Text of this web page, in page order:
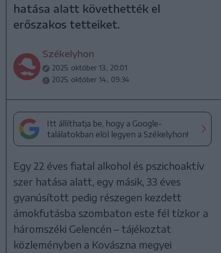
hatása alatt követhették el
erőszakos tetteiket.
Székelyhon
2025. október 13., 20:01
2025. október 14., 09:34
Itt állíthatja be, hogy a Google-
találatokban elöl legyen a Székelyhon!
Egy 22 éves fiatal alkohol és pszichoaktív
szer hatása alatt, egy másik, 33 éves
gyanúsított pedig részegen kezdett
ámokfutásba szombaton este fél tízkor a
háromszéki Gelencén – tájékoztat
közleményben a Kovászna megyei